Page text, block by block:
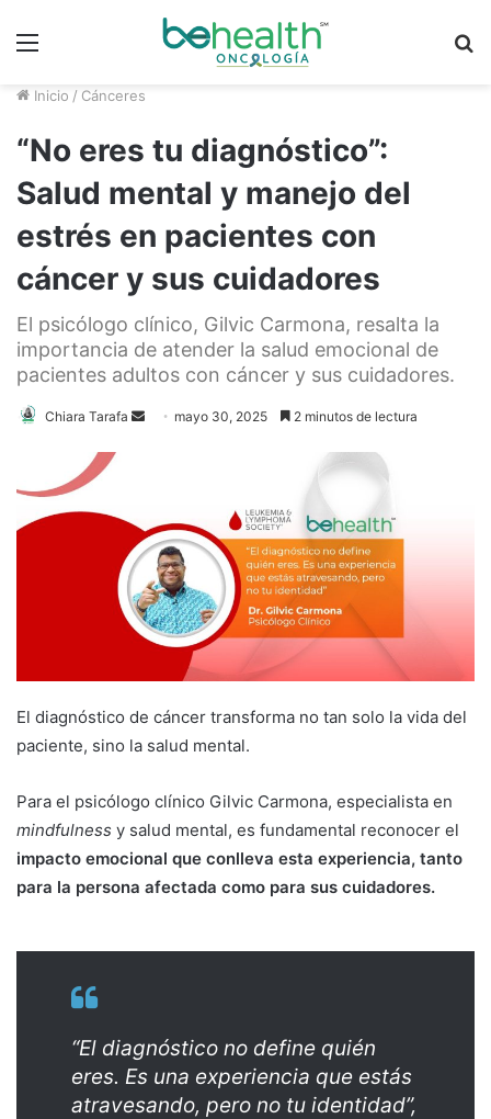
Inicio / Cánceres
“No eres tu diagnóstico”:
Salud mental y manejo del
estrés en pacientes con
cáncer y sus cuidadores
El psicólogo clínico, Gilvic Carmona, resalta la
importancia de atender la salud emocional de
pacientes adultos con cáncer y sus cuidadores.
Chiara Tarafa
n
m
a
l
mayo 30, 2025 2 minutos de lectura
El diagnóstico de cáncer transforma no tan solo la vida del
paciente, sino la salud mental.
Para el psicólogo clínico Gilvic Carmona, especialista en
mindfulness y salud mental, es fundamental reconocer el
impacto emocional que conlleva esta experiencia, tanto
para la persona afectada como para sus cuidadores.
“El diagnóstico no define quién
eres. Es una experiencia que estás
atravesando, pero no tu identidad”,